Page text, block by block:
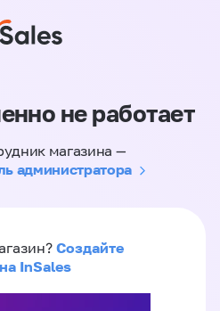
не работает
магазина —
администратора
Создайте
InSales